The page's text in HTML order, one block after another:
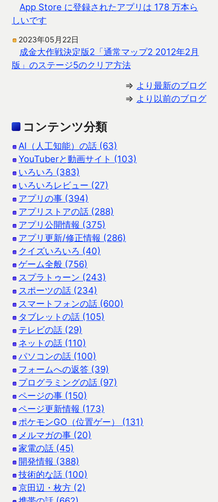
App Store に登録されたアプリは 178 万本ら
しいです
2023年05月22日
成金大作戦決定版2「通常マップ2 2012年2月
版」のステージ5のクリア方法
⇒ より最新のブログ
⇒ より以前のブログ
コンテンツ分類
AI（人工知能）の話 (63)
YouTuberと動画サイト (103)
いろいろ (383)
いろいろレビュー (27)
アプリの事 (394)
アプリストアの話 (288)
アプリ公開情報 (375)
アプリ更新/修正情報 (286)
クイズいろいろ (40)
ゲーム全般 (756)
スプラトゥーン (243)
スポーツの話 (234)
スマートフォンの話 (600)
タブレットの話 (105)
テレビの話 (29)
ネットの話 (110)
パソコンの話 (100)
フォームへの返答 (39)
プログラミングの話 (97)
ページの事 (150)
ページ更新情報 (173)
ポケモンGO（位置ゲー） (131)
メルマガの事 (20)
家電の話 (45)
開発情報 (388)
技術的な話 (100)
京田辺・枚方 (2)